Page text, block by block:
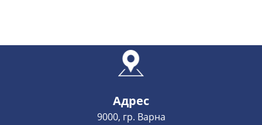
Адрес
9000, гр. Варна